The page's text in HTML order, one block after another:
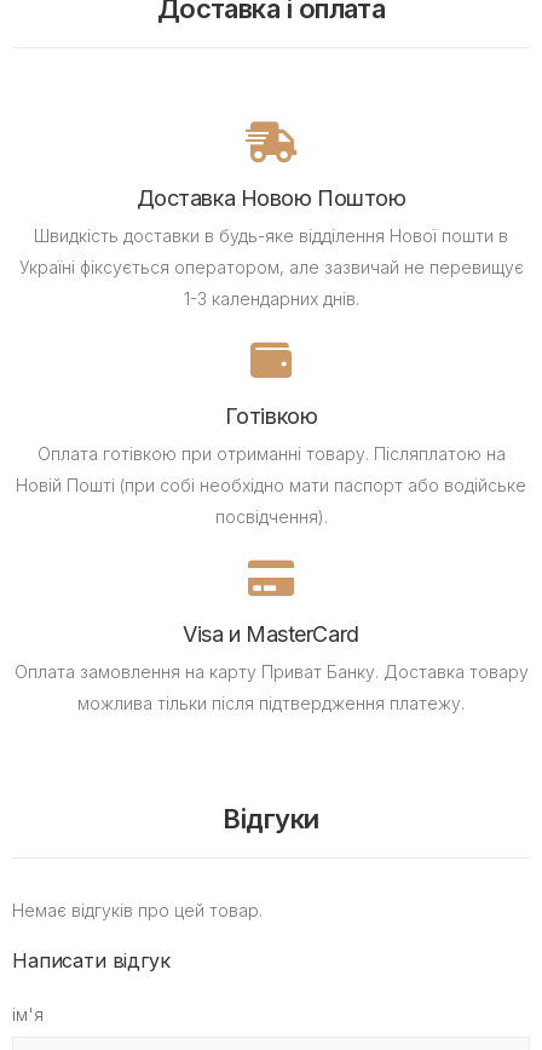
Доставка і оплата
Доставка Новою Поштою
Швидкість доставки в будь-яке відділення Нової пошти в
Україні фіксується оператором, але зазвичай не перевищує
1-3 календарних днів.
Готівкою
Оплата готівкою при отриманні товару. Післяплатою на
Новій Пошті (при собі необхідно мати паспорт або водійське
посвідчення).
Visa и MasterCard
Оплата замовлення на карту Приват Банку. Доставка товару
можлива тільки після підтвердження платежу.
Відгуки
Немає відгуків про цей товар.
Написати відгук
ім'я